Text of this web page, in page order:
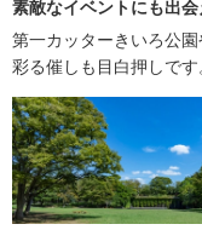
素敵なイベントにも出会
第一カッターきいろ公
彩る催しも目白押しです